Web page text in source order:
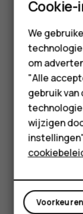
HMD
Voor
Shop
Mijn
We
om
"Alle
gebruik
wijzigen